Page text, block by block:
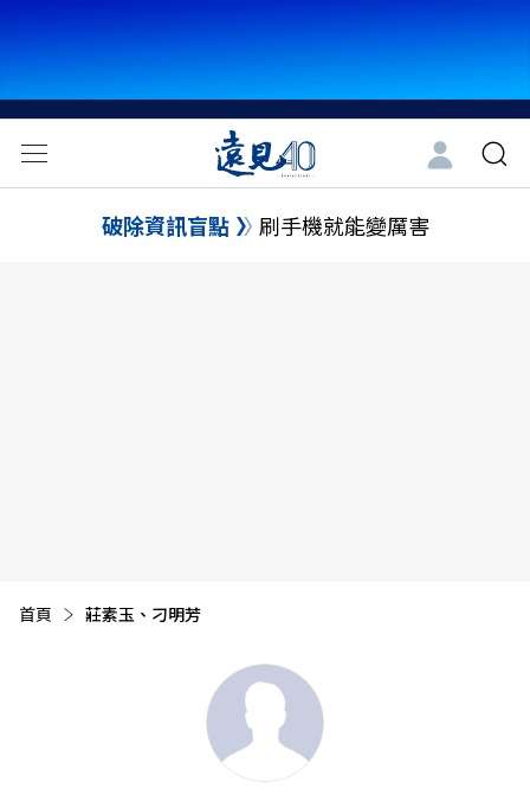
破除資訊盲點 刷手機就能變厲害
首頁 目前頁面：
莊素玉、刁明芳